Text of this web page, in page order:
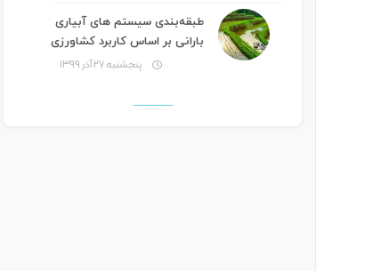
طبقه‌بندی سیستم‌ های آبیاری
بارانی بر اساس کاربرد کشاورزی
پنجشنبه ۲۷ آذر ۱۳۹۹